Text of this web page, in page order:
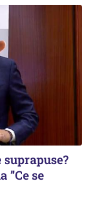
”Ce se